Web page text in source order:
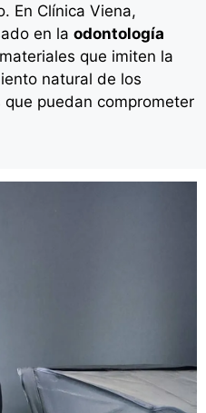
En Clínica Viena,
en la odontología
que imiten la
natural de los
puedan comprometer